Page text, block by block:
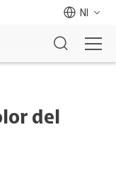
NI
del